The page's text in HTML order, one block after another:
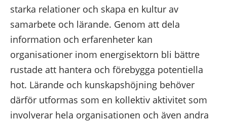
starka relationer och skapa en kultur av
samarbete och lärande. Genom att dela
information och erfarenheter kan
organisationer inom energisektorn bli bättre
rustade att hantera och förebygga potentiella
hot. Lärande och kunskapshöjning behöver
därför utformas som en kollektiv aktivitet som
involverar hela organisationen och även andra